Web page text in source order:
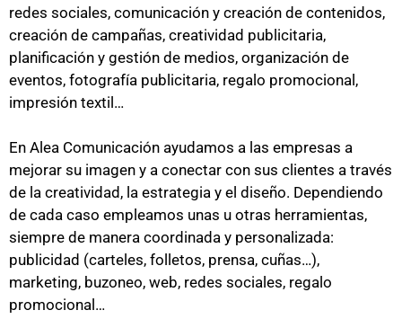
redes sociales, comunicación y creación de contenidos,
creación de campañas, creatividad publicitaria,
planificación y gestión de medios, organización de
eventos, fotografía publicitaria, regalo promocional,
impresión textil…
En Alea Comunicación ayudamos a las empresas a
mejorar su imagen y a conectar con sus clientes a través
de la creatividad, la estrategia y el diseño. Dependiendo
de cada caso empleamos unas u otras herramientas,
siempre de manera coordinada y personalizada:
publicidad (carteles, folletos, prensa, cuñas…),
marketing, buzoneo, web, redes sociales, regalo
promocional…